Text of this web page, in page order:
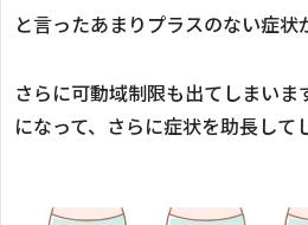
と言ったあまりプラスのない症状
さらに可動域制限も出てしまい
になって、さらに症状を助長して